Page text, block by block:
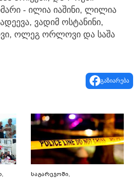
- ილია იაშინი, ლილია
ვადიმ ოსტანინი,
ოლეგ ორლოვი და საშა
გაზიარება
საგარეჯოში,